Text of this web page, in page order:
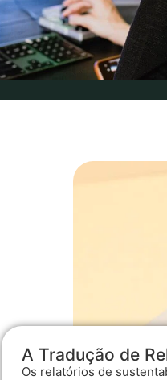
A Tradução de
Os relatórios de